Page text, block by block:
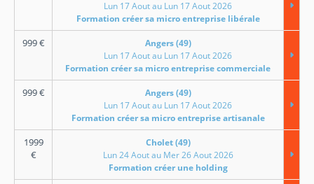
Lun 17 Aout au Lun 17 Aout 2026
Formation créer sa micro entreprise libérale
999€
Angers (49)
Lun 17 Aout au Lun 17 Aout 2026
Formation créer sa micro entreprise commerciale
999€
Angers (49)
Lun 17 Aout au Lun 17 Aout 2026
Formation créer sa micro entreprise artisanale
1999
€
Cholet (49)
Lun 24 Aout au Mer 26 Aout 2026
Formation créer une holding